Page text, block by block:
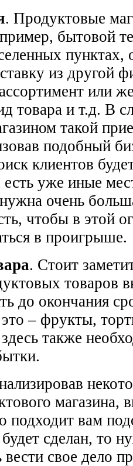
. Продуктовые
бытовой
из другой
или
товара и т.д. В
такой
подобный
клиентов
уже иные
очень
чтобы в этой
в проигрыше.
. Стоит
товаров
до окончания
– фрукты,
также
магазина,
подходит вам
сделан, то
вести свое дело